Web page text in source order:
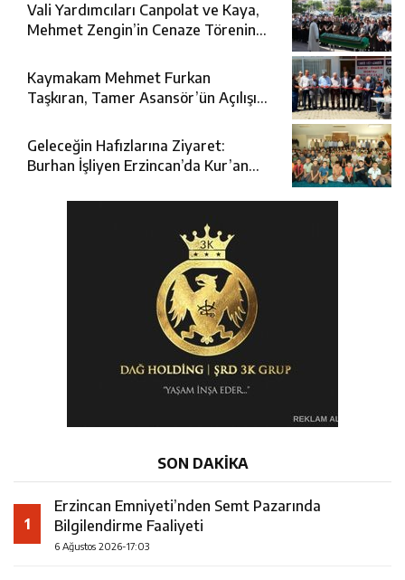
Vali Yardımcıları Canpolat ve Kaya,
Mehmet Zengin’in Cenaze Törenine
Kaymakam Mehmet Furkan
Taşkıran, Tamer Asansör’ün Açılışına
Geleceğin Hafızlarına Ziyaret:
Burhan İşliyen Erzincan’da Kur’an
SON DAKİKA
1
Erzincan Emniyeti’nden Semt Pazarında
Bilgilendirme Faaliyeti
6 Ağustos 2026-17:03